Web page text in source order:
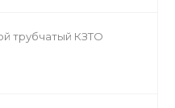
трубчатый КЗТО